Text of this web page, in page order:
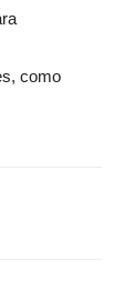
como